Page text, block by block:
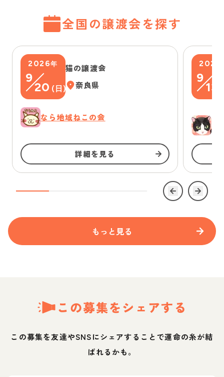
全国の譲渡会を探す
2026年
9
20 ( 日)
猫の譲渡会
奈良県
なら地域ねこの会
詳細を見る
2026
9
13
ゆ
もっと見る
この募集をシェアする
この募集を友達やSNSにシェアすることで運命の糸が結
ばれるかも。